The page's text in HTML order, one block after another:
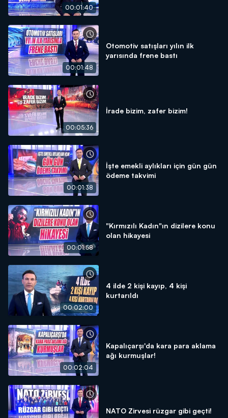
00:01:40
00:01:48
Otomotiv satışları yılın ilk
yarısında frene bastı
00:05:36
İrade bizim, zafer bizim!
00:01:38
İşte emekli aylıkları için gün gün
ödeme takvimi
00:01:58
"Kırmızılı Kadın"ın dizilere konu
olan hikayesi
00:02:00
4 ilde 2 kişi kayıp, 4 kişi
kurtarıldı
00:02:04
Kapalıçarşı'da kara para aklama
ağı kurmuşlar!
NATO Zirvesi rüzgar gibi geçti!